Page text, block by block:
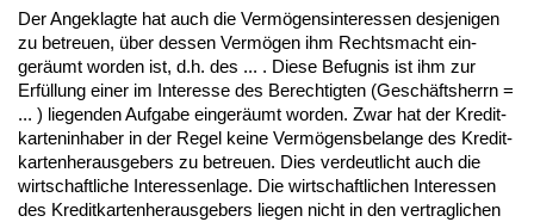
Der An­ge­klag­te hat auch die Vermögens­in­ter­es­sen des­je­ni­gen
zu be­treu­en, über des­sen Vermögen ihm Rechts­macht ein­
geräumt wor­den ist, d.h. des ... . Die­se Be­fug­nis ist ihm zur
Erfüllung ei­ner im In­ter­es­se des Be­rech­tig­ten (Geschäfts­herrn =
... ) lie­gen­den Auf­ga­be ein­geräumt wor­den. Zwar hat der Kre­dit­
kar­ten­in­ha­ber in der Re­gel kei­ne Vermögens­be­lan­ge des Kre­dit­
kar­ten­her­aus­ge­bers zu be­treu­en. Dies ver­deut­licht auch die
wirt­schaft­li­che In­ter­es­sen­la­ge. Die wirt­schaft­li­chen In­ter­es­sen
des Kre­dit­kar­ten­her­aus­ge­bers lie­gen nicht in den ver­trag­li­chen